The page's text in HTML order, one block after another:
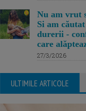
Nu am vrut
Si am
durerii -
care
27/3/2026
ULTIMILE ARTICOLE